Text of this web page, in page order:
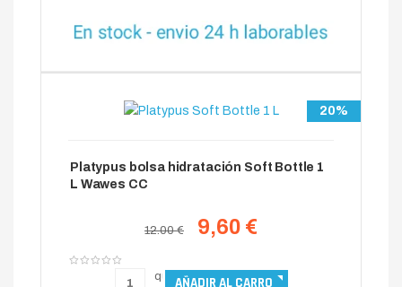
20%
Platypus bolsa hidratación Soft Bottle 1
L Wawes CC
12.00 € 9,60 €